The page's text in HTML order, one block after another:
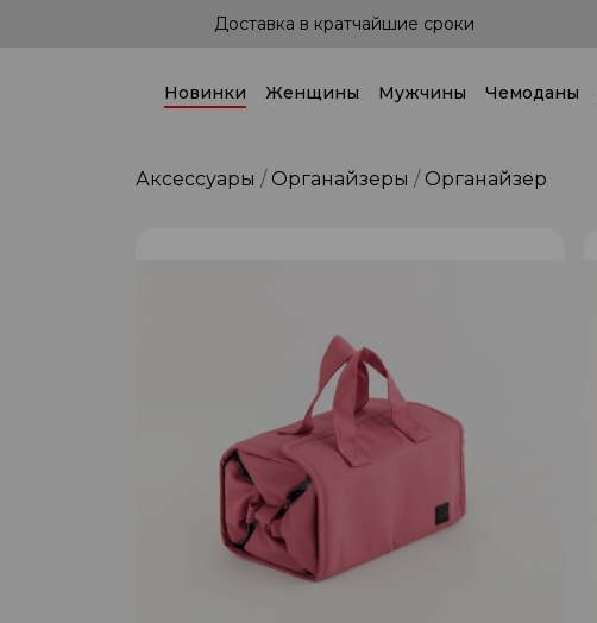
Доставка по всей стране!
Новинки Женщины Мужчины Чемоданы
Аксессуары Органайзеры Органайзер